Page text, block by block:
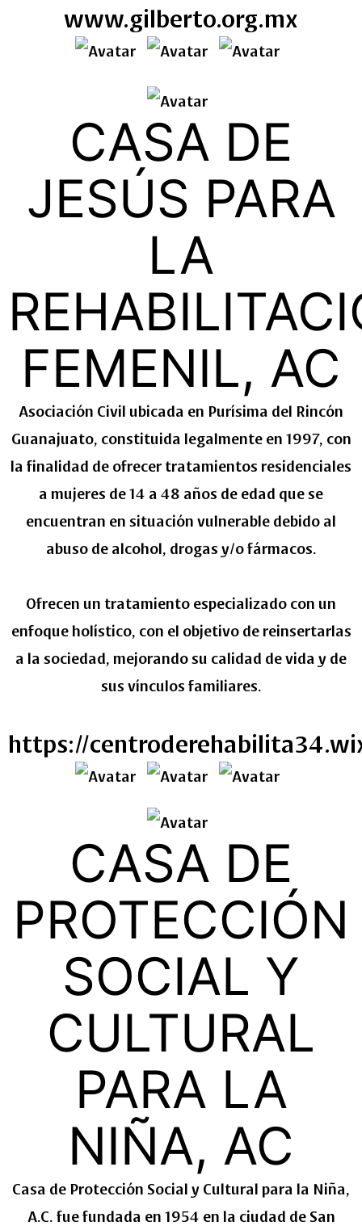
www.gilberto.org.mx
CASA DE
JESÚS PARA
LA
FEMENIL, AC
Asociación Civil ubicada en Purísima del Rincón
Guanajuato, constituida legalmente en 1997, con
la finalidad de ofrecer tratamientos residenciales
a mujeres de 14 a 48 años de edad que se
encuentran en situación vulnerable debido al
abuso de alcohol, drogas y/o fármacos.
Ofrecen un tratamiento especializado con un
enfoque holístico, con el objetivo de reinsertarlas
a la sociedad, mejorando su calidad de vida y de
sus vínculos familiares.
https://
CASA DE
PROTECCIÓN
SOCIAL Y
CULTURAL
PARA LA
NIÑA, AC
Casa de Protección Social y Cultural para la Niña,
A.C. fue fundada en 1954 en la ciudad de San